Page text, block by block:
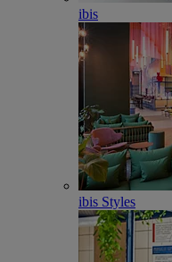
ibis
ibis Styles